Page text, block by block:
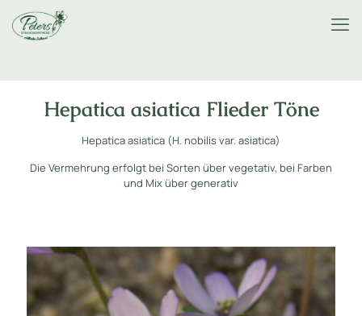
Hepatica asiatica Flieder Töne
Hepatica asiatica (H. nobilis var. asiatica)
Die Vermehrung erfolgt bei Sorten über vegetativ, bei Farben
und Mix über generativ